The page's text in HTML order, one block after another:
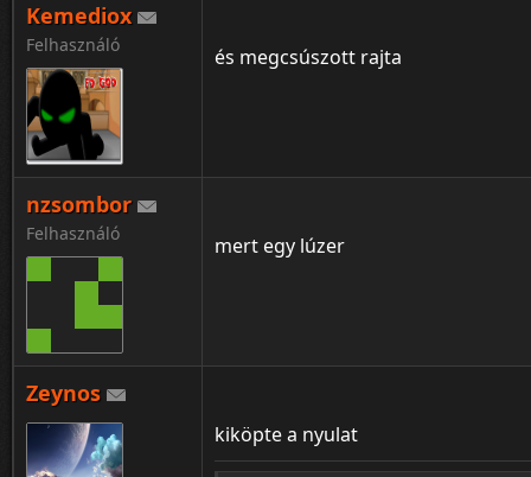
Kemediox
Felhasználó és megcsúszott rajta
nzsombor
Felhasználó mert egy lúzer
Zeynos
kiköpte a nyulat